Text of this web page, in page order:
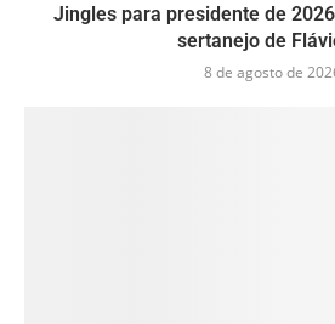
Jingles para presidente de
sertanejo de
8 de agosto de